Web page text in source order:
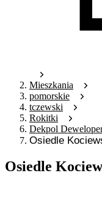
Mieszkania
pomorskie
tczewski
Rokitki
Dekpol
Osiedle
Osiedle